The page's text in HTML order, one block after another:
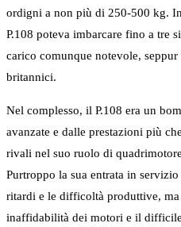
ordigni a non più di 250-500 kg.
P.108 poteva imbarcare fino a tre
carico comunque notevole,
britannici.
Nel complesso, il P.108 era un
avanzate e dalle prestazioni più
rivali nel suo ruolo di
Purtroppo la sua entrata in
ritardi e le difficoltà produttive, ma
inaffidabilità dei motori e il